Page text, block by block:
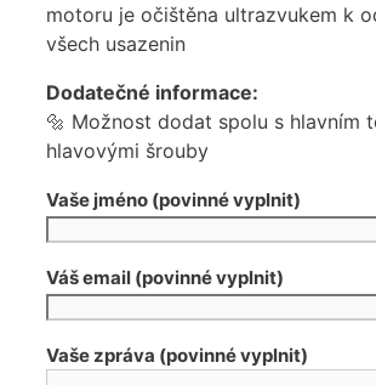
motoru je očištěna ultrazvukem k
všech usazenin
Dodatečné informace:
🔩 Možnost dodat spolu s hlavním
hlavovými šrouby
Vaše jméno (povinné vyplnit)
Váš email (povinné vyplnit)
Vaše zpráva (povinné vyplnit)